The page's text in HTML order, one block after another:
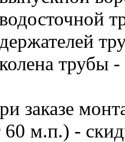
трубы
60 м.п.) -